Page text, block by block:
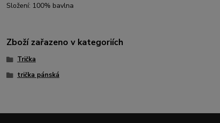
Složení: 100% bavlna
Zboží zařazeno v kategoriích
Trička
trička pánská